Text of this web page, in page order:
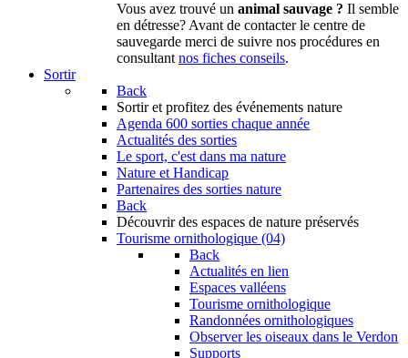
Vous avez trouvé un animal sauvage ? Il semble
en détresse? Avant de contacter le centre de
sauvegarde merci de suivre nos procédures en
consultant nos fiches conseils.
Sortir
Back
Sortir et profitez des événements nature
Agenda 600 sorties chaque année
Actualités des sorties
Le sport, c'est dans ma nature
Nature et Handicap
Partenaires des sorties nature
Back
Découvrir des espaces de nature préservés
Tourisme ornithologique (04)
Back
Actualités en lien
Espaces valléens
Tourisme ornithologique
Randonnées ornithologiques
Observer les oiseaux dans le Verdon
Supports